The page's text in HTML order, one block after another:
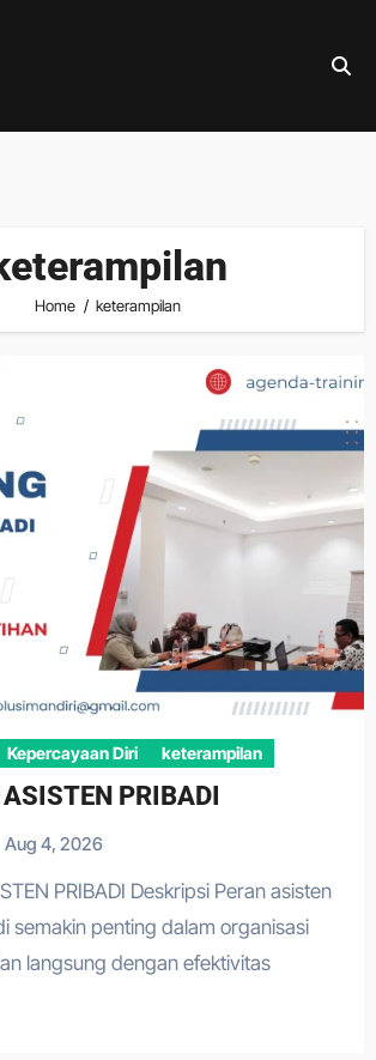
Home keterampilan
Kepercayaan Diri keterampilan
PRIBADI
Aug 4, 2026
semakin penting dalam organisasi
langsung dengan efektivitas